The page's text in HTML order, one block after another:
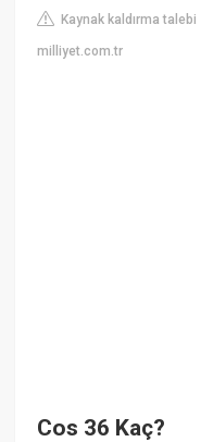
Kaynak kaldırma talebi
milliyet.com.tr
Cos 36 Kaç?